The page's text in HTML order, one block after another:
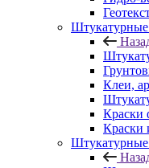
Клеи,
Краски
Краски